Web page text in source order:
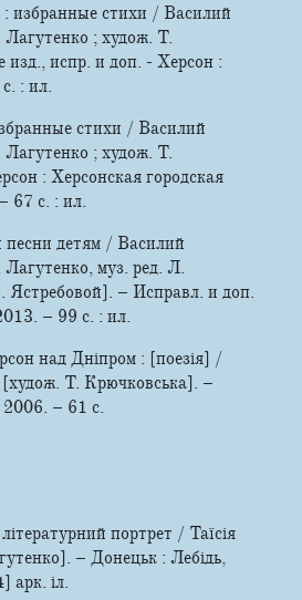
избранные стихи / Василий
; худож. Т.
испр. и доп. - Херсон :
: ил.
стихи / Василий
; худож. Т.
: Херсонская городская
67 с. : ил.
песни детям / Василий
муз. ред. Л.
Ястребовой]. – Исправл. и доп.
– 99 с. : ил.
над Дніпром : [поезія] /
Т. Крючковська]. –
– 61 с.
портрет / Таїсія
– Донецьк : Лебідь,
арк. іл.